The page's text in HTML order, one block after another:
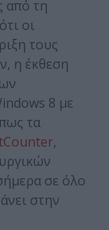
από τη
οι
τους
η έκθεση
8 με
τα
,
σε όλο
στην